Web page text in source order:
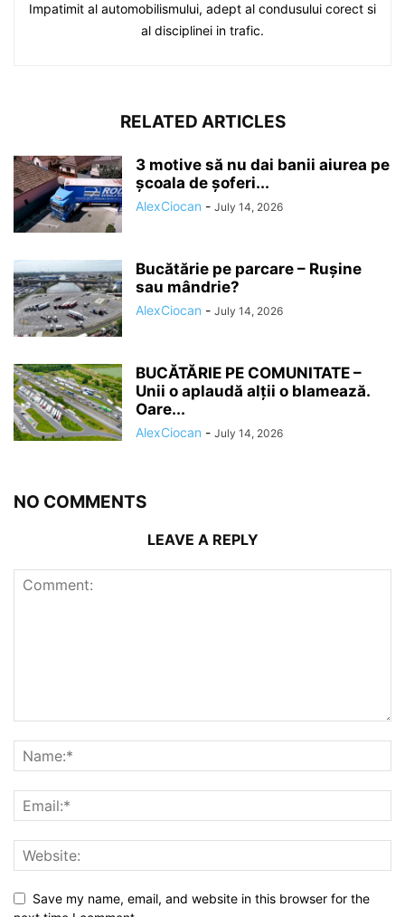
Impatimit al automobilismului, adept al condusului corect si
al disciplinei in trafic.
RELATED ARTICLES
3 motive să nu dai banii aiurea pe
școala de șoferi...
AlexCiocan - July 14, 2026
Bucătărie pe parcare – Rușine
sau mândrie?
AlexCiocan - July 14, 2026
BUCĂTĂRIE PE COMUNITATE –
Unii o aplaudă alții o blamează.
Oare...
AlexCiocan - July 14, 2026
NO COMMENTS
LEAVE A REPLY
Save my name, email, and website in this browser for the